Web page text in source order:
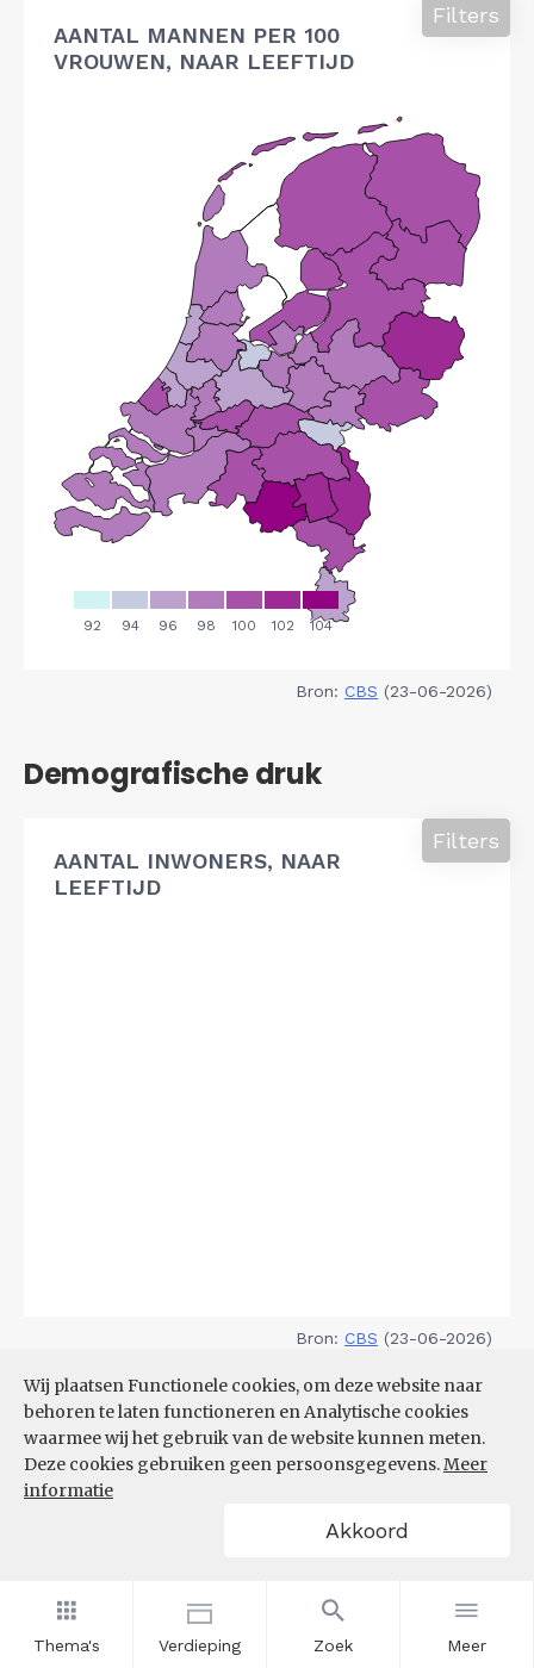
Thema's Verdieping Zoek Meer
Wij plaatsen Functionele cookies, om deze website naar
behoren te laten functioneren en Analytische cookies
waarmee wij het gebruik van de website kunnen meten.
Deze cookies gebruiken geen persoonsgegevens.Meer
informatie
Akkoord
AANTAL MANNEN PER 100
VROUWEN, NAAR LEEFTIJD
Filters
Bron: CBS (23-06-2026)
Demografische druk
AANTAL INWONERS, NAAR
LEEFTIJD
Filters
Bron: CBS (23-06-2026)
DEMOGRAFISCHE DRUK
Filters